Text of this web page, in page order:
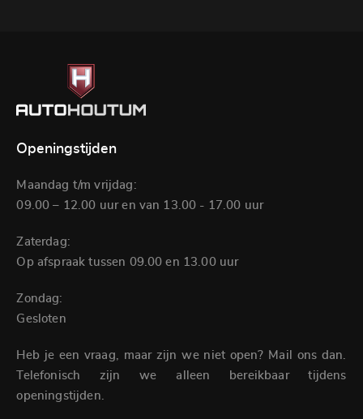
Openingstijden
Maandag t/m vrijdag:
09.00 – 12.00 uur en van 13.00 - 17.00 uur
Zaterdag:
Op afspraak tussen 09.00 en 13.00 uur
Zondag:
Gesloten
Heb je een vraag, maar zijn we niet open? Mail ons dan.
Telefonisch zijn we alleen bereikbaar tijdens
openingstijden.